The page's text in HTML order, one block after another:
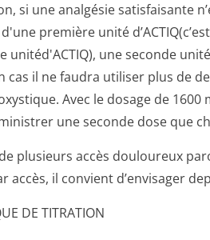
si une analgésie satisfaisante
première unité
unitéd'ACTIQ), une seconde
cas il ne faudra utiliser plus de
Avec le dosage de
une seconde dose que
plusieurs accès douloureux
accès, il convient d’envisager
DE TITRATION